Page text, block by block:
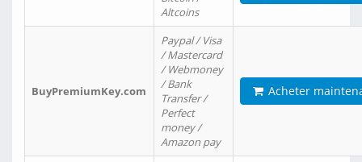
Altcoins
BuyPremiumKey.com
Paypal / Visa
/ Mastercard
/ Webmoney
/ Bank
Transfer /
Perfect
money /
Amazon pay
Acheter